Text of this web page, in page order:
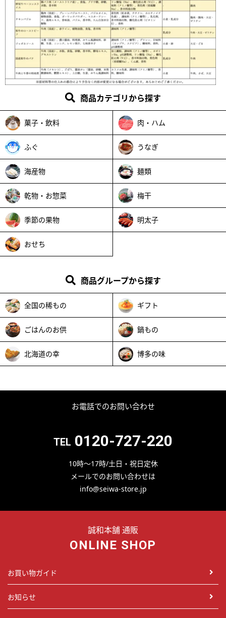
商品カテゴリから探す
菓子・飲料 肉・ハム
ふぐ うなぎ
海産物 麺類
乾物・お惣菜 梅干
季節の果物 明太子
おせち
商品グループから探す
全国の稀もの ギフト
ごはんのお供 鍋もの
北海道の幸 博多の味
お電話でのお問い合わせ
TEL 0120-727-220
10時～17時/土日・祝日定休
メールでのお問い合わせは
info@seiwa-store.jp
誠和本舗 通販
ONLINE SHOP
お買い物ガイド
お知らせ